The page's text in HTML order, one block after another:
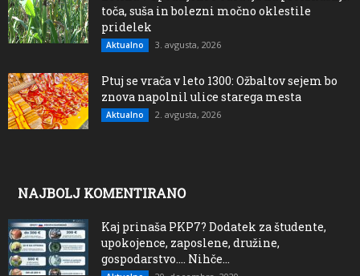
toča, suša in bolezni močno oklestile
pridelek
Aktualno 3. avgusta, 2026
Ptuj se vrača v leto 1300: Ožbaltov sejem bo
znova napolnil ulice starega mesta
Aktualno 2. avgusta, 2026
NAJBOLJ KOMENTIRANO
Kaj prinaša PKP7? Dodatek za študente,
upokojence, zaposlene, družine,
gospodarstvo…. Nihče...